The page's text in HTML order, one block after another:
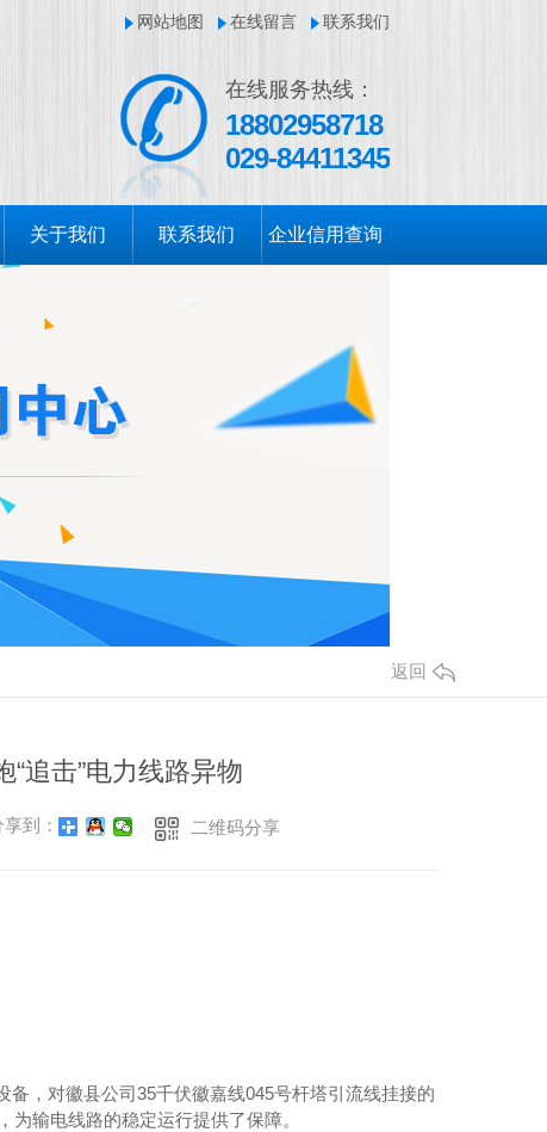
网站地图 在线留言 联系我们
在线服务热线：
18802958718
029-84411345
关于我们 联系我们 企业信用查询
返回
追击”电力线路异物
到： 二维码分享
，对徽县公司35千伏徽嘉线045号杆塔引流线挂接的
输电线路的稳定运行提供了保障。